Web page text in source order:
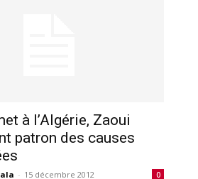
à l’Algérie, Zaoui
patron des causes
- 15 décembre 2012 0